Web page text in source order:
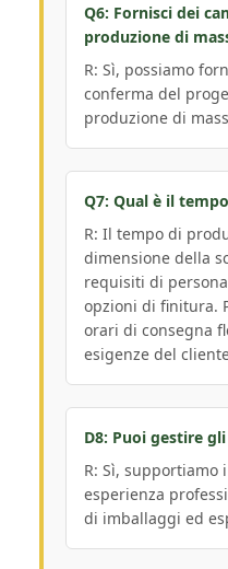
Q6: Fornisci dei
produzione di
R: Sì, possiamo
conferma del
produzione di
Q7: Qual è il
R: Il tempo di
dimensione della
requisiti di
opzioni di finitura.
orari di consegna
esigenze del
D8: Puoi gestire
R: Sì, supportiamo
esperienza
di imballaggi ed